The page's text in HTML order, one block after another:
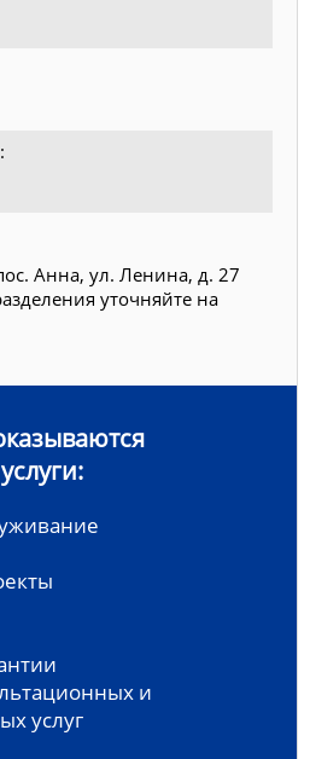
Анна, ул. Ленина, д. 27
уточняйте на
и
услуг